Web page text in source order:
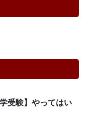
受験】やってはい